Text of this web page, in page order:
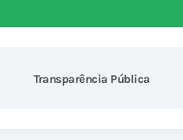
Transparência Pública